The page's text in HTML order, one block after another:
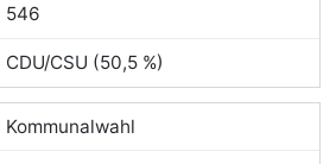
546
CDU/CSU (50,5 %)
Kommunalwahl